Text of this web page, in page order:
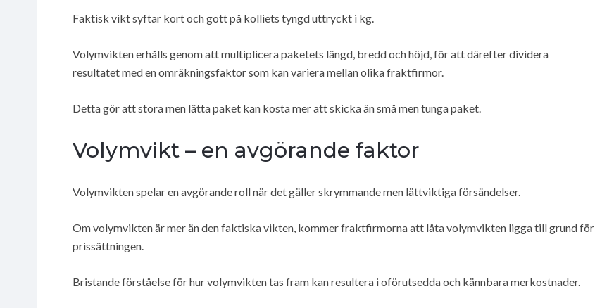
Faktisk vikt syftar kort och gott på kolliets tyngd uttryckt i kg.
Volymvikten erhålls genom att multiplicera paketets längd, bredd och höjd, för att därefter dividera
resultatet med en omräkningsfaktor som kan variera mellan olika fraktfirmor.
Detta gör att stora men lätta paket kan kosta mer att skicka än små men tunga paket.
Volymvikt – en avgörande faktor
Volymvikten spelar en avgörande roll när det gäller skrymmande men lättviktiga försändelser.
Om volymvikten är mer än den faktiska vikten, kommer fraktfirmorna att låta volymvikten ligga till grund för
prissättningen.
Bristande förståelse för hur volymvikten tas fram kan resultera i oförutsedda och kännbara merkostnader.